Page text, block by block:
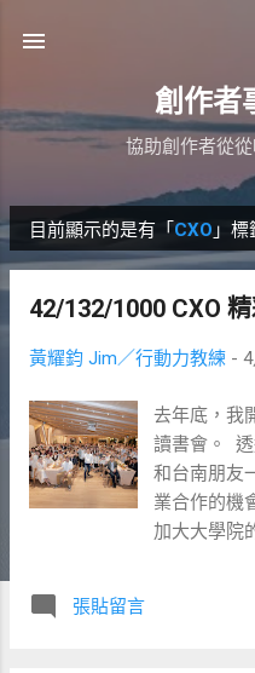
創作者
協助創作者從
發
章
目前顯示的是有「 CXO 」
42/132/1000 CXO
黃耀鈞 Jim／行動力教練 -
去年底，我
讀書會。
和台南朋友
業合作的機
加大大學院
張貼留言